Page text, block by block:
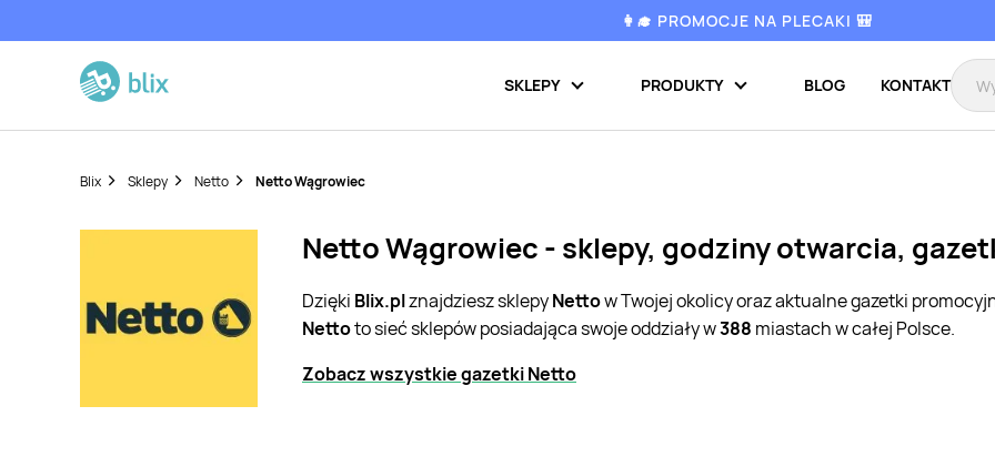
👩‍🎓 PROMOCJE NA PLECAKI 🎒
SKLEPY PRODUKTY BLOG KONTAKT
Blix Sklepy Netto Netto Wągrowiec
Netto Wągrowiec - sklepy, godziny otwarcia,
Dzięki Blix.plznajdziesz sklepyNettow Twojej okolicy oraz aktualne gazetki
Nettoto sieć sklepów posiadająca swoje oddziały w388 miastach w całej Polsce.
Zobacz wszystkie gazetki Netto